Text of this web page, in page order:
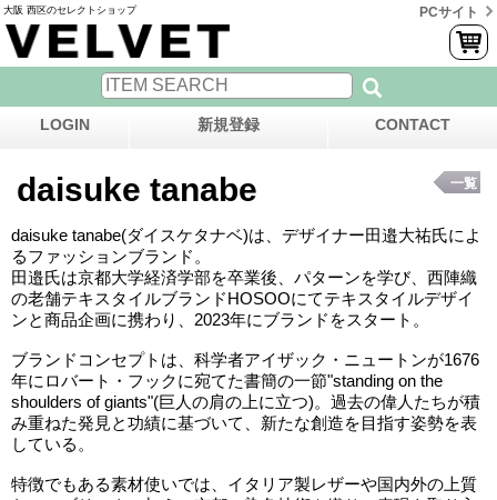
大阪 西区のセレクトショップ PCサイト
LOGIN 新規登録 CONTACT
daisuke tanabe
daisuke tanabe(ダイスケタナベ)は、デザイナー田邉大祐氏によ
るファッションブランド。
田邉氏は京都大学経済学部を卒業後、パターンを学び、西陣織
の老舗テキスタイルブランドHOSOOにてテキスタイルデザイ
ンと商品企画に携わり、2023年にブランドをスタート。
ブランドコンセプトは、科学者アイザック・ニュートンが1676
年にロバート・フックに宛てた書簡の一節"standing on the
shoulders of giants"(巨人の肩の上に立つ)。過去の偉人たちが積
み重ねた発見と功績に基づいて、新たな創造を目指す姿勢を表
している。
特徴でもある素材使いでは、イタリア製レザーや国内外の上質
一覧